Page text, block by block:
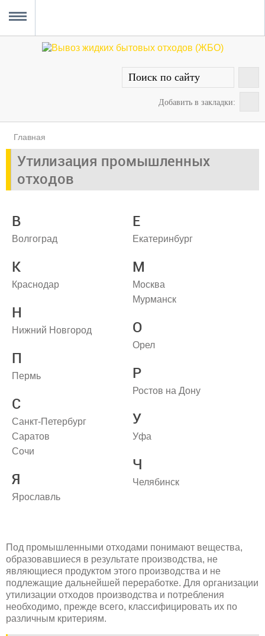
Добавить в закладки:
MENU
Главная
Вывоз ЖБО
Прочистка канализации
Уборка снега
Услуги сантехника
О проекте
Главная
Утилизация промышленных
отходов
В
Волгоград
Е
Екатеринбург
К
Краснодар
М
Москва
Мурманск
Н
Нижний Новгород О
Орел
П
Пермь Р
Ростов на Дону
С
Санкт-Петербург
Саратов
Сочи
У
Уфа
Ч
Челябинск
Я
Ярославль
Под промышленными отходами понимают вещества,
образовавшиеся в результате производства, не
являющиеся продуктом этого производства и не
подлежащие дальнейшей переработке. Для организации
утилизации отходов производства и потребления
необходимо, прежде всего, классифицировать их по
различным критериям.